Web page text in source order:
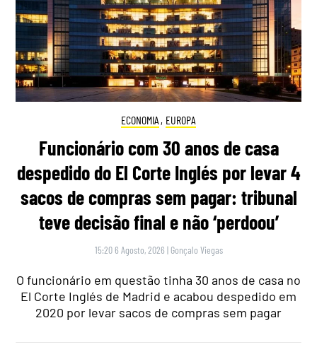
ECONOMIA , EUROPA
Funcionário com 30 anos de casa
despedido do El Corte Inglés por levar 4
sacos de compras sem pagar: tribunal
teve decisão final e não ‘perdoou’
15:20 6 Agosto, 2026 | Gonçalo Viegas
O funcionário em questão tinha 30 anos de casa no
El Corte Inglés de Madrid e acabou despedido em
2020 por levar sacos de compras sem pagar